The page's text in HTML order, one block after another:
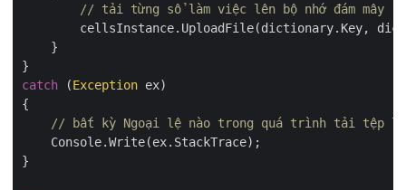
// tải từng sổ làm việc lên bộ nhớ đám mây
cellsInstance.UploadFile(dictionary.Key,
    }
catch (Exception ex)
{
// bất kỳ Ngoại lệ nào trong quá trình tải tệp
    Console.Write(ex.StackTrace);
}